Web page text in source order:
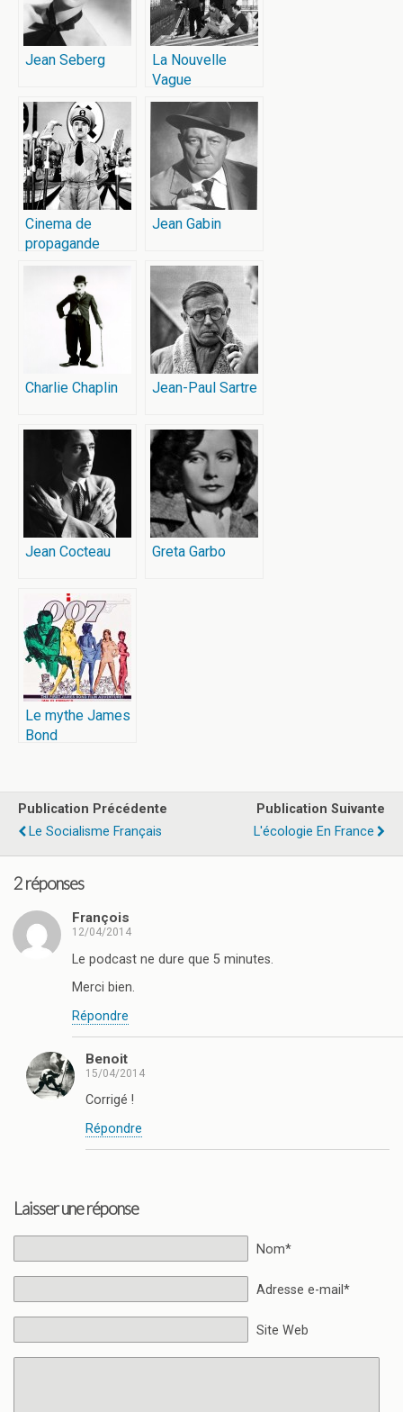
Jean Seberg
La Nouvelle
Vague
Cinema de
propagande
Jean Gabin
Charlie Chaplin Jean-Paul Sartre
Jean Cocteau Greta Garbo
Le mythe James
Bond
Publication Précédente
Le Socialisme Français
Publication Suivante
L'écologie En France
2 réponses
François
12/04/2014
Le podcast ne dure que 5 minutes.
Merci bien.
Répondre
Benoit
15/04/2014
Corrigé !
Répondre
Laisser une réponse
Nom*
Adresse e-mail*
Site Web